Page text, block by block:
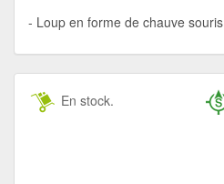
Loup en forme de chauve souris
En stock.